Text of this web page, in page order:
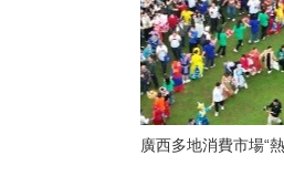
廣西多地消費市場“